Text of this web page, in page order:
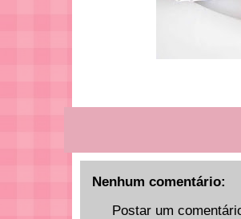
Nenhum comentário:
Postar um